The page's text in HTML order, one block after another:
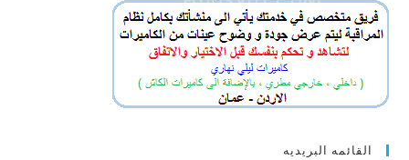
القائمه البريديه